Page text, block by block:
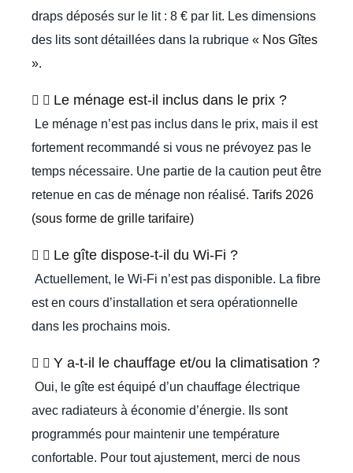
draps déposés sur le lit : 8 € par lit. Les dimensions
des lits sont détaillées dans la rubrique « Nos Gîtes
».
Le ménage est-il inclus dans le prix ?
Le ménage n’est pas inclus dans le prix, mais il est
fortement recommandé si vous ne prévoyez pas le
temps nécessaire. Une partie de la caution peut être
retenue en cas de ménage non réalisé. Tarifs 2026
(sous forme de grille tarifaire)
Le gîte dispose-t-il du Wi-Fi ?
Actuellement, le Wi-Fi n’est pas disponible. La fibre
est en cours d’installation et sera opérationnelle
dans les prochains mois.
Y a-t-il le chauffage et/ou la climatisation ?
Oui, le gîte est équipé d’un chauffage électrique
avec radiateurs à économie d’énergie. Ils sont
programmés pour maintenir une température
confortable. Pour tout ajustement, merci de nous